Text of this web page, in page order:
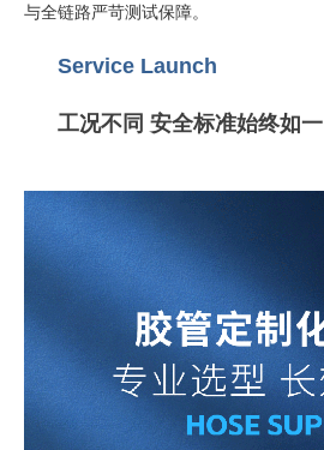
与全链路严苛测试保障。
Service Launch
工况不同 安全标准始终如一